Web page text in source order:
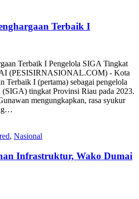
Terbaik I
Terbaik I Pengelola SIGA Tingkat
(PESISIRNASIONAL.COM) - Kota
Terbaik I (pertama) sebagai pengelola
(SIGA) tingkat Provinsi Riau pada 2023.
mengungkapkan, rasa syukur
, Nasional
Infrastruktur, Wako Dumai